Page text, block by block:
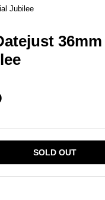
Jubilee
SOLD OUT